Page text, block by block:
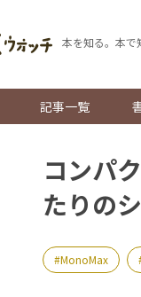
本を知る。本で
記事一覧
コンパ
たりの
MonoMax